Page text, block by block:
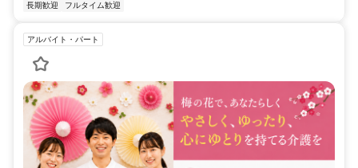
長期歓迎
フルタイム歓迎
アルバイト・パート